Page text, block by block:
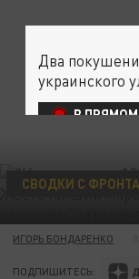
СВОДКИ С ФРОНТА
ИГОРЬ БОНДАРЕНКО
ПОДПИШИТЕСЬ:
Два
украинского
В